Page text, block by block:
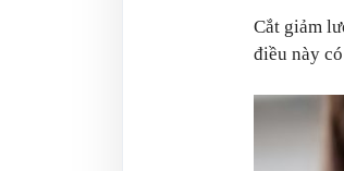
Cắt giảm
điều này